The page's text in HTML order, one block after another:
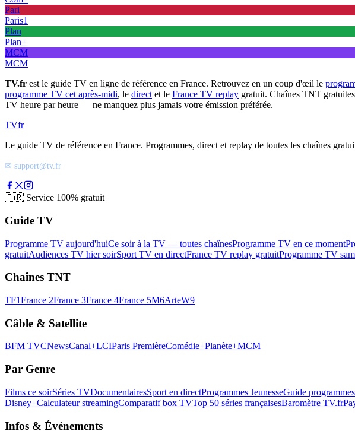
Pari
Paris1
Plan
Plan+
MCM
MCM
TV.fr est le guide TV en ligne de référence en France. Retrouvez en un coup d'œil le
programme TV cet après-midi, le direct et le France TV replay gratuit. Chaînes TNT
TV heure par heure — ne manquez plus jamais votre émission préférée.
TVfr
Le guide TV de référence en France. Programmes, direct et replay de toutes les chaînes
✉ support@tv.fr
🇫🇷 Service 100% gratuit
Guide TV
Programme TV aujourd'huiCe soir à la TV — toutes chaînesProgramme TV en ce moment
gratuitAudiences TV hier soirSport TV en directFrance TV replay gratuitProgramme TV
Chaînes TNT
TF1France 2France 3France 4France 5M6ArteW9
Câble & Satellite
BFM TVCNewsCanal+LCIParis PremièreComédie+Planète+MCM
Par Genre
Films ce soirSéries TVDocumentairesSport en directProgrammes JeunesseGuide
Disney+Calculateur streamingComparatif box TVTop 50 séries françaisesBaromètre TV.fr
Infos & Événements